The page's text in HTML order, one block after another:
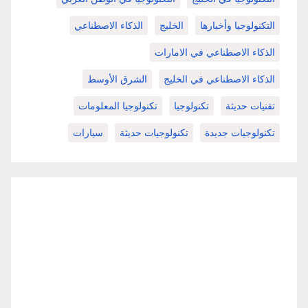
التكنولوجيا وأخبارها الخليج الذكاء الاصطناعي
الذكاء الاصطناعي في الامارات
الذكاء الاصطناعي في الخليج الشرق الأوسط
تقنيات حديثة تكنولوجيا تكنولوجيا المعلومات
تكنولوجيات جديدة تكنولوجيات حديثة سيارات